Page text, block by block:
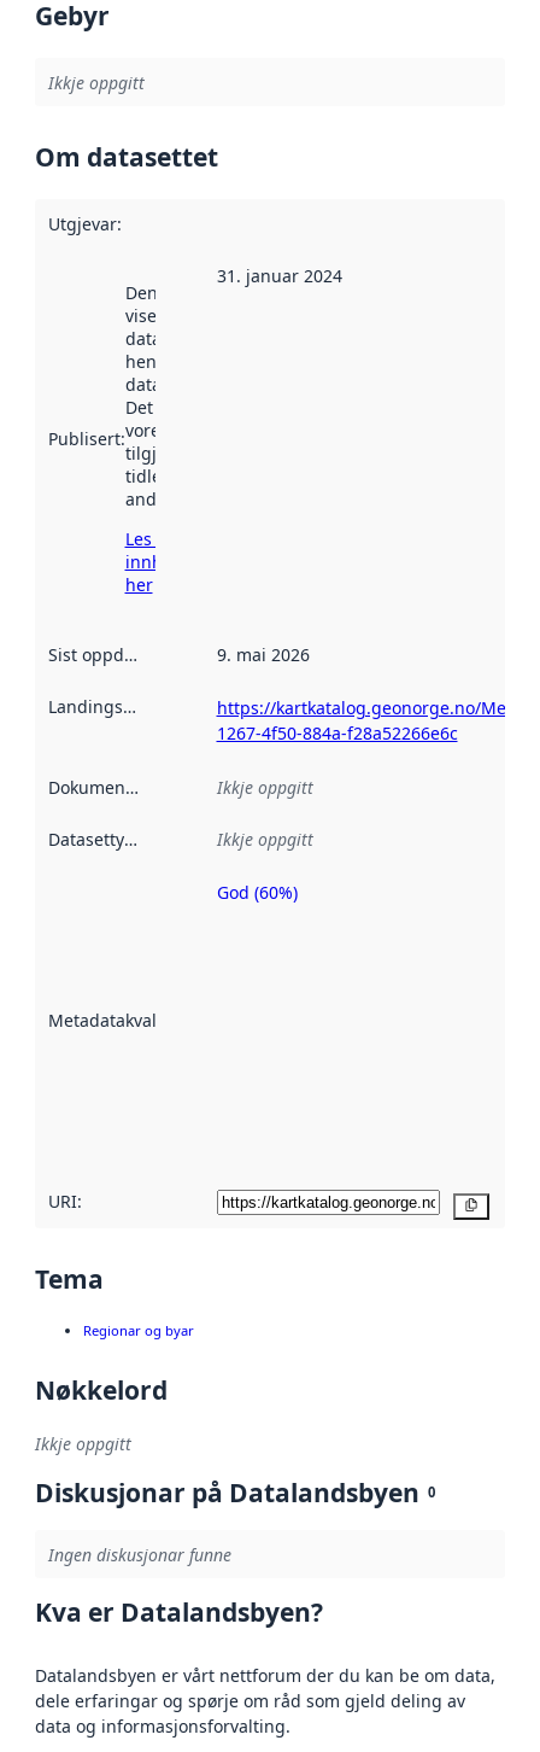
Gebyr
Ikkje oppgitt
Om datasettet
Utgjevar:
Publisert:
Denne datoen
viser når
datasettet vart
henta inn av
data.norge.no.
Det kan ha
vore
tilgjengeleg
tidlegare
andre stader.
Les meir om
innhenting
her
31. januar 2024
Sist oppdatert 9. mai 2026
Landingsside
https://kartkatalog.geonorge.no/
1267-4f50-884a-f28a52266e6c
Dokumentasjon Ikkje oppgitt
Datasettype Ikkje oppgitt
Metadatakvalitet
Metadatakvalitet
God (60%)
URI:
Tema
Regionar og byar
Nøkkelord
Ikkje oppgitt
Diskusjonar på Datalandsbyen 0
Ingen diskusjonar funne
Kva er Datalandsbyen?
Datalandsbyen er vårt nettforum der du kan be om data,
dele erfaringar og spørje om råd som gjeld deling av
data og informasjonsforvalting.